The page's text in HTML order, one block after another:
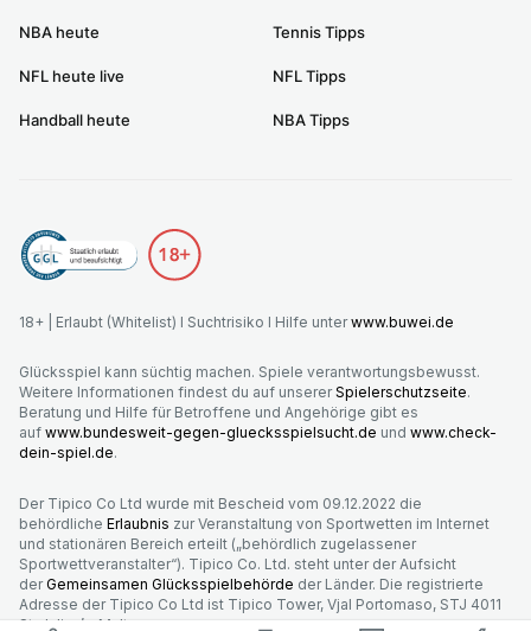
NBA heute
NFL heute live
Handball heute
Tennis Tipps
NFL Tipps
NBA Tipps
18+ | Erlaubt (Whitelist) I Suchtrisiko I Hilfe unterwww.buwei.de
Glücksspiel kann süchtig machen. Spiele verantwortungsbewusst.
Weitere Informationen findest du auf unsererSpielerschutzseite.
Beratung und Hilfe für Betroffene und Angehörige gibt es
auf www.bundesweit-gegen-gluecksspielsucht.de und www.check-
dein-spiel.de.
Der Tipico Co Ltd wurde mit Bescheid vom 09.12.2022 die
behördliche Erlaubnis zur Veranstaltung von Sportwetten im Internet
und stationären Bereich erteilt („behördlich zugelassener
Sportwettveranstalter“). Tipico Co. Ltd. steht unter der Aufsicht
derGemeinsamen Glücksspielbehörde der Länder. Die registrierte
Adresse der Tipico Co Ltd ist Tipico Tower, Vjal Portomaso, STJ 4011
St. Julian’s, Malta